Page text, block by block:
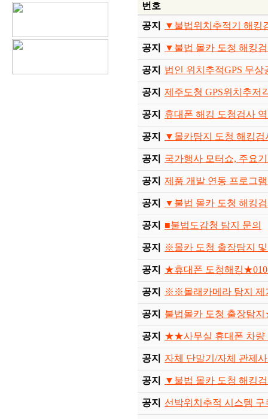
번호
공지
▼불법위치추적기 해킹
공지 ▼불법 몰카 도청 해킹검
공지 법인 위치추적GPS 무상
공지 제주도청 GPS위치추저
공지 휴대폰 해킹 도청검사
공지 ▼몰카탐지 도청 해킹검
공지 국가행사 모터쇼, 주요
공지 제품 개발 연동 프로그
공지 ▼불법 몰카 도청 해킹검
공지 ■불법도감청 탐지 문의
공지 ※몰카 도청 출장탐지 및
공지 ★휴대폰 도청해킹
공지 ※※몰래카메라 탐지 제
공지 불법몰카 도청 출장탐
공지 ★★사무실 휴대폰 차량
공지 자체 단말기/자체 관제
공지 ▼불법 몰카 도청 해킹검
공지 선박위치추적 시스템